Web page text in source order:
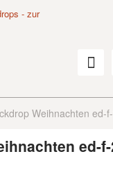
Weihnachten ed-
ed-